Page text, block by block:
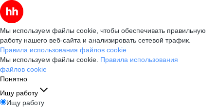
Мы используем файлы cookie, чтобы обеспечивать правильную
работу нашего веб-сайта и анализировать сетевой трафик.
Правила использования файлов cookie
Мы используем файлы cookie. Правила использования
файлов cookie
Понятно
Ищу работу
Ищу работу